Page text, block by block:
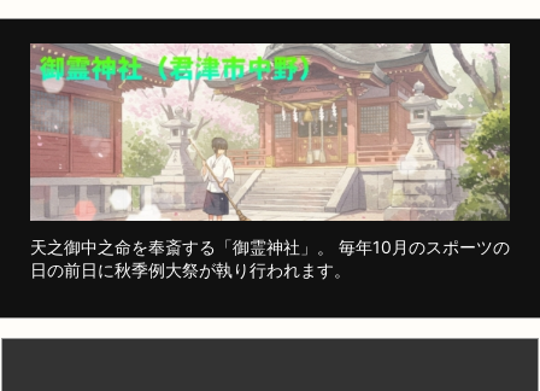
天之御中之命を奉斎する「御霊神社」。 毎年10月のスポーツの
日の前日に秋季例大祭が執り行われます。